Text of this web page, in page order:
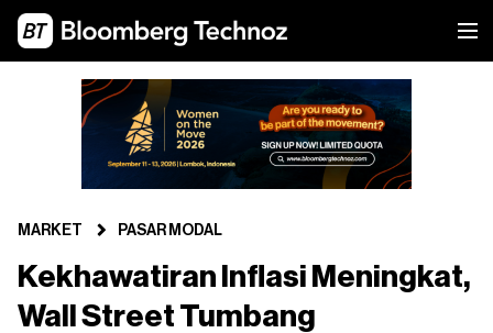
MARKET PASAR MODAL
Kekhawatiran Inflasi Meningkat,
Wall Street Tumbang